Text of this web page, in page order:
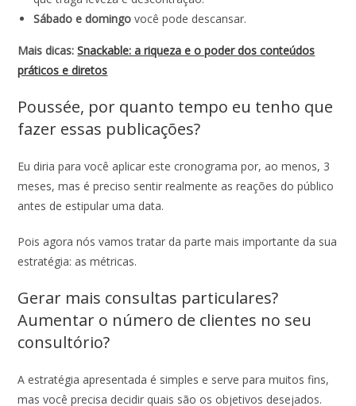
Sábado e domingo você pode descansar.
Mais dicas:Snackable: a riqueza e o poder dos conteúdos
práticos e diretos
Poussée, por quanto tempo eu tenho que
fazer essas publicações?
Eu diria para você aplicar este cronograma por, ao menos, 3
meses, mas é preciso sentir realmente as reações do público
antes de estipular uma data.
Pois agora nós vamos tratar da parte mais importante da sua
estratégia: as métricas.
Gerar mais consultas particulares?
Aumentar o número de clientes no seu
consultório?
A estratégia apresentada é simples e serve para muitos fins,
mas você precisa decidir quais são os objetivos desejados.